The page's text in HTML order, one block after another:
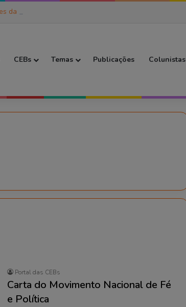
da caminhada
CEBs Temas Publicações Colunistas
Portal das CEBs
Carta do Movimento Nacional de Fé
e Política